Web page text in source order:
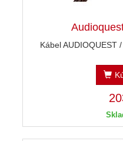
Kábel AUDIOQUEST